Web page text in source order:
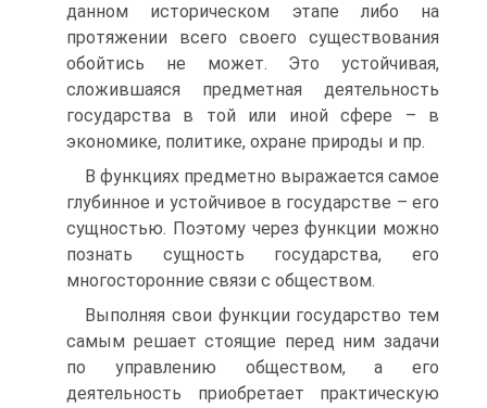
данном историческом этапе либо на
протяжении всего своего существования
обойтись не может. Это устойчивая,
сложившаяся предметная деятельность
государства в той или иной сфере – в
экономике, политике, охране природы и пр.
В функциях предметно выражается самое
глубинное и устойчивое в государстве – его
сущностью. Поэтому через функции можно
познать сущность государства, его
многосторонние связи с обществом.
Выполняя свои функции государство тем
самым решает стоящие перед ним задачи
по управлению обществом, а его
деятельность приобретает практическую